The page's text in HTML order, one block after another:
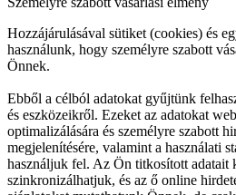
Hozzájárulásával sütiket (cookies) és
használunk, hogy személyre szabott
Önnek.
Ebből a célból adatokat gyűjtünk
és eszközeikről. Ezeket az adatokat
optimalizálására és személyre szabott
megjelenítésére, valamint a használati
használjuk fel. Az Ön titkosított adatait
szinkronizálhatjuk, és az ő online